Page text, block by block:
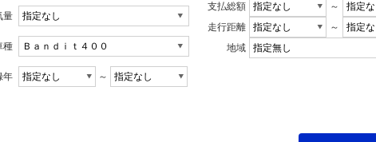
量
種
年 ～
支払総額
～
走行距離
～
地域